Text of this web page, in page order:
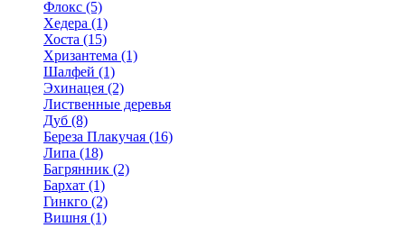
Флокс (5)
Хедера (1)
Хоста (15)
Хризантема (1)
Шалфей (1)
Эхинацея (2)
Лиственные деревья
Дуб (8)
Береза Плакучая (16)
Липа (18)
Багрянник (2)
Бархат (1)
Гинкго (2)
Вишня (1)